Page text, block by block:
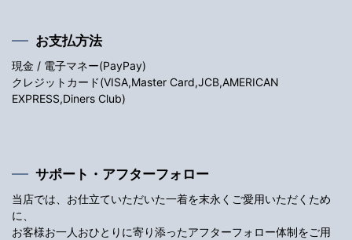
お支払方法
現金 / 電子マネー(PayPay)
クレジットカード(VISA,Master Card,JCB,AMERICAN
EXPRESS,Diners Club)
サポート・アフターフォロー
当店では、お仕立ていただいた一着を末永くご愛用いただくため
に、
お客様お一人おひとりに寄り添ったアフターフォロー体制をご用